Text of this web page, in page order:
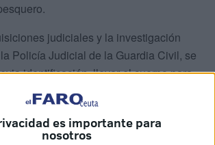
es importante para
nosotros
judiciales y la investigación
Policía Judicial de la Guardia Civil, se
identificación, llevar el cuerpo para
en su lugar de origen.
cerca de los acantilados del
ese 8 de enero. Vestía pantalón